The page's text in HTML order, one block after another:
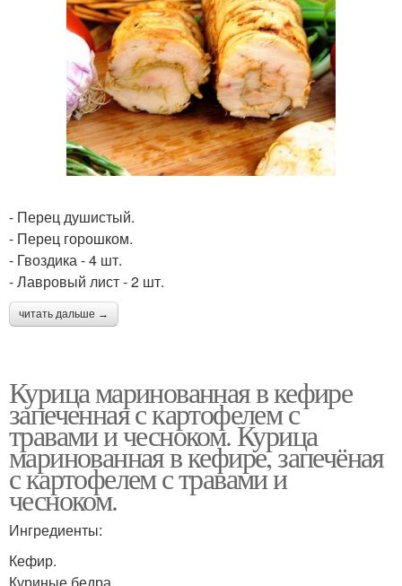
- Перец душистый.
- Перец горошком.
- Гвоздика - 4 шт.
- Лавровый лист - 2 шт.
читать дальше →
Курица маринованная в кефире
запеченная с картофелем с
травами и чесноком. Курица
маринованная в кефире, запечёная
с картофелем с травами и
чесноком.
Ингредиенты:
Кефир.
Куриные бедра.